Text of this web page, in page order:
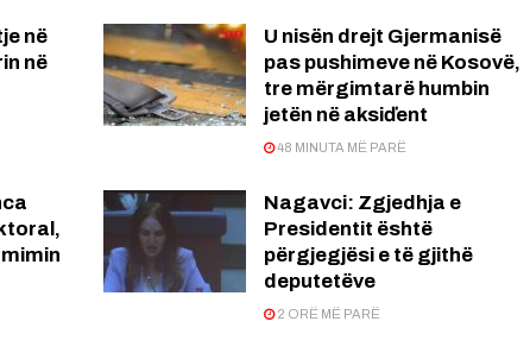
në
në
U nisën drejt Gjermanisë
pas pushimeve në Kosovë,
tre mërgimtarë humbin
jetën në aksiďent
48 MINUTA MË PARË
Nagavci: Zgjedhja e
Presidentit është
përgjegjësi e të gjithë
deputetëve
2 ORË MË PARË